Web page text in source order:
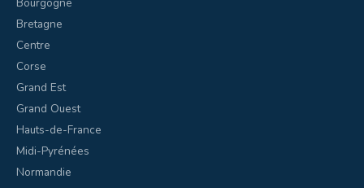
Bretagne
Centre
Corse
Grand Est
Grand Ouest
Hauts-de-France
Midi-Pyrénées
Normandie